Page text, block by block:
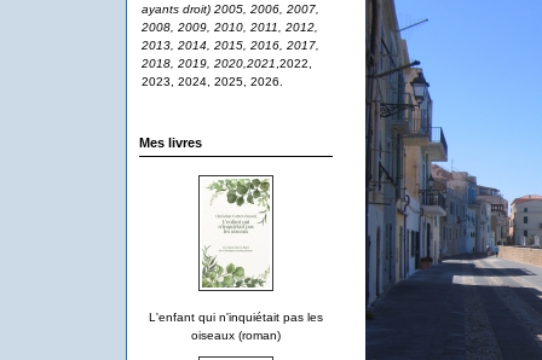
ayants droit) 2005, 2006, 2007,
2008, 2009, 2010, 2011, 2012,
2013, 2014, 2015, 2016, 2017,
2018, 2019, 2020,2021 ,2022,
2023, 2024, 2025, 2026.
Mes livres
L'enfant qui n'inquiétait pas les
oiseaux (roman)